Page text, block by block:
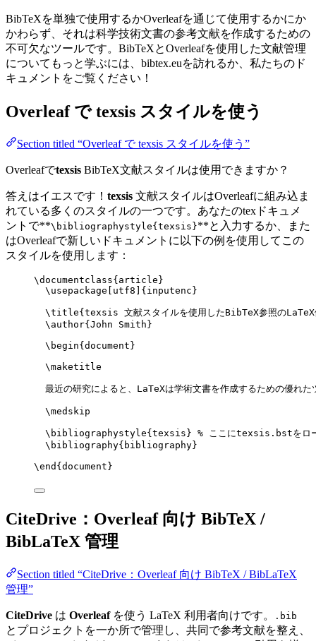
BibTeXを単独で使用するかOverleafを通じて使用するかにか
かわらず、それは科学技術文書の参考文献を作成するための
不可欠なツールです。BibTeXとOverleafを使用した文献管理
についてもっと学ぶには、bibtex.euを訪れるか、私たちのド
キュメントをご覧ください！
Overleaf でtexsis スタイルを使う
Section titled “Overleaf で texsis スタイルを使う”
Overleafでtexsis BibTeX文献スタイルは使用できますか？
答えはイエスです！ texsis 文献スタイルはOverleafに組み込ま
れている多くのスタイルの一つです。あなたのtexドキュメ
ントで**\bibliographystyle{texsis}**と入力するか、また
はOverleafで新しいドキュメントに以下の例を使用してこの
スタイルを使用します：
\documentclass{ article }
\usepackage
utf8 ]{ inputenc }
\title{texsis 文献スタイルを使用したBibTeX参照の
\author{John Smith}
\begin{ document }
\maketitle
最近の研究によると、LaTeXは学術文書を作成するための優れ
\medskip
\bibliographystyle{texsis} % ここにtexsis.bstをロ
\bibliography{bibliography}
\end { document }
CiteDrive：Overleaf 向け BibTeX /
BibLaTeX 管理
Section titled “CiteDrive：Overleaf 向け BibTeX / BibLaTeX
管理”
CiteDrive は Overleafを使う LaTeX 利用者向けです。 .bib
とプロジェクトを一か所で管理し、共同で参考文献を整え、